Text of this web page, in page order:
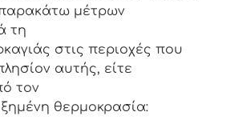
μέτρων
τη
στις περιοχές που
αυτής, είτε
τον
θερμοκρασία: